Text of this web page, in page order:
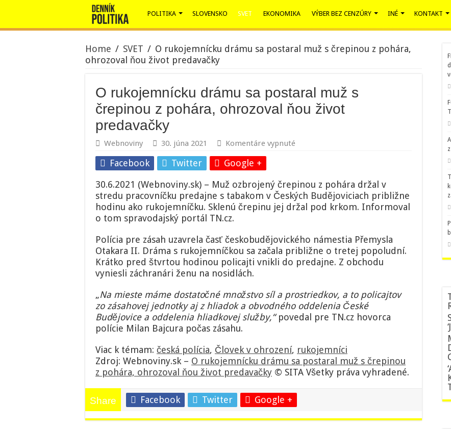
POLITIKA SLOVENSKO SVET EKONOMIKA VÝBER BEZ CENZÚRY INÉ KONTAKT
Home / SVET / O rukojemnícku drámu sa postaral muž s črepinou z pohára,
ohrozoval ňou život predavačky
O rukojemnícku drámu sa postaral muž s
črepinou z pohára, ohrozoval ňou život
predavačky
Webnoviny 30. júna 2021 Komentáre vypnuté
sa
postaral
muž
s
pohára,
ohrozoval
ňou
život
Facebook Twitter
Google +
30.6.2021 (Webnoviny.sk) – Muž ozbrojený črepinou z pohára držal v
stredu pracovníčku predajne s tabakom v Českých Budějoviciach približne
hodinu ako rukojemníčku. Sklenú črepinu jej držal pod krkom. Informoval
o tom spravodajský portál TN.cz.
Polícia pre zásah uzavrela časť českobudějovického námestia Přemysla
Otakara II. Dráma s rukojemníčkou sa začala približne o tretej popoludní.
Krátko pred štvrtou hodinou policajti vnikli do predajne. Z obchodu
vyniesli záchranári ženu na nosidlách.
„Na mieste máme dostatočné množstvo síl a prostriedkov, a to policajtov
zo zásahovej jednotky aj z hliadok a obvodného oddelenia České
Budějovice a oddelenia hliadkovej služby,“povedal pre TN.cz hovorca
polície Milan Bajcura počas zásahu.
Viac k témam: česká polícia, Človek v ohrození, rukojemníci
Zdroj: Webnoviny.sk – O rukojemnícku drámu sa postaral muž s črepinou
z pohára, ohrozoval ňou život predavačky © SITA Všetky práva vyhradené.
Share Facebook Twitter Google +